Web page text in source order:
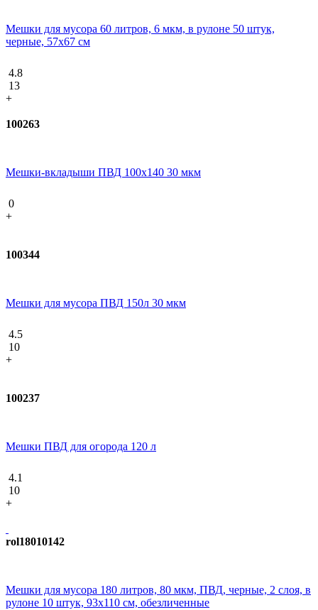
Мешки для мусора 60 литров, 6 мкм, в рулоне 50 штук,
черные, 57х67 см
4.8
13
+
100263
Мешки-вкладыши ПВД 100x140 30 мкм
0
+
100344
Мешки для мусора ПВД 150л 30 мкм
4.5
10
+
100237
Мешки ПВД для огорода 120 л
4.1
10
+
rol18010142
Мешки для мусора 180 литров, 80 мкм, ПВД, черные, 2 слоя, в
рулоне 10 штук, 93х110 см, обезличенные